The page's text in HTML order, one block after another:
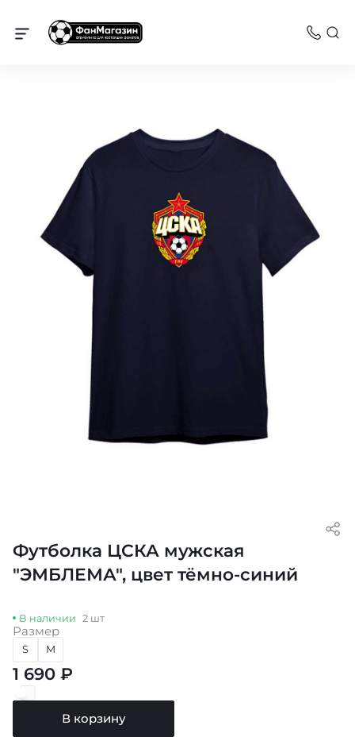
Футболки
Футболка ЦСКА мужская
"ЭМБЛЕМА", цвет тёмно-синий
В наличии 2 шт
Размер
S M
1 690 ₽
В корзину